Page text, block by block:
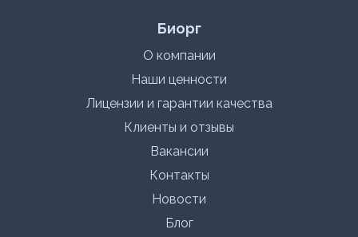
Биорг
О компании
Наши ценности
Лицензии и гарантии качества
Клиенты и отзывы
Вакансии
Контакты
Новости
Блог